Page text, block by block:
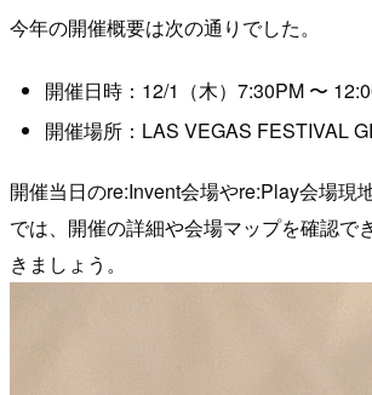
今年の開催概要は次の通りでした。
開催日時：12/1（木）7:30PM 〜
開催場所：LAS VEGAS FESTIVAL
開催当日のre:Invent会場やre:Play会場現
では、開催の詳細や会場マップを確認で
きましょう。